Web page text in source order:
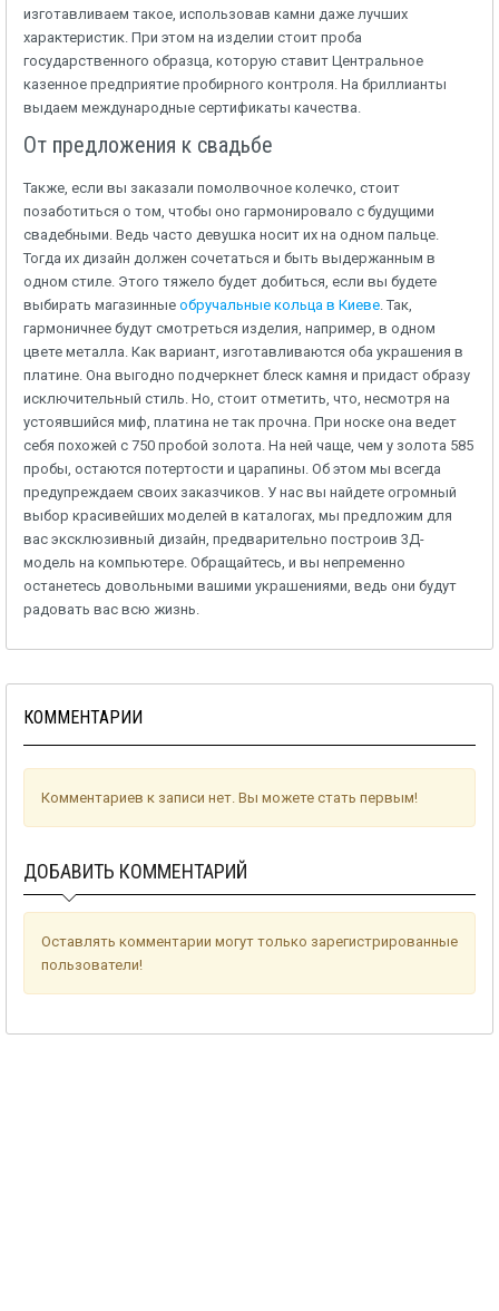
изготавливаем такое, использовав камни даже лучших
характеристик. При этом на изделии стоит проба
государственного образца, которую ставит Центральное
казенное предприятие пробирного контроля. На бриллианты
выдаем международные сертификаты качества.
От предложения к свадьбе
Также, если вы заказали помолвочное колечко, стоит
позаботиться о том, чтобы оно гармонировало с будущими
свадебными. Ведь часто девушка носит их на одном пальце.
Тогда их дизайн должен сочетаться и быть выдержанным в
одном стиле. Этого тяжело будет добиться, если вы будете
выбирать магазинные обручальные кольца в Киеве. Так,
гармоничнее будут смотреться изделия, например, в одном
цвете металла. Как вариант, изготавливаются оба украшения в
платине. Она выгодно подчеркнет блеск камня и придаст образу
исключительный стиль. Но, стоит отметить, что, несмотря на
устоявшийся миф, платина не так прочна. При носке она ведет
себя похожей с 750 пробой золота. На ней чаще, чем у золота 585
пробы, остаются потертости и царапины. Об этом мы всегда
предупреждаем своих заказчиков. У нас вы найдете огромный
выбор красивейших моделей в каталогах, мы предложим для
вас эксклюзивный дизайн, предварительно построив 3Д-
модель на компьютере. Обращайтесь, и вы непременно
останетесь довольными вашими украшениями, ведь они будут
радовать вас всю жизнь.
КОММЕНТАРИИ
Комментариев к записи нет. Вы можете стать первым!
ДОБАВИТЬ КОММЕНТАРИЙ
Оставлять комментарии могут только зарегистрированные
пользователи!